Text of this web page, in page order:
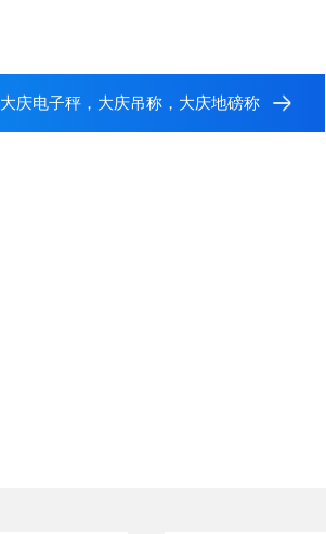
大庆电子秤，大庆吊称，大庆地磅称